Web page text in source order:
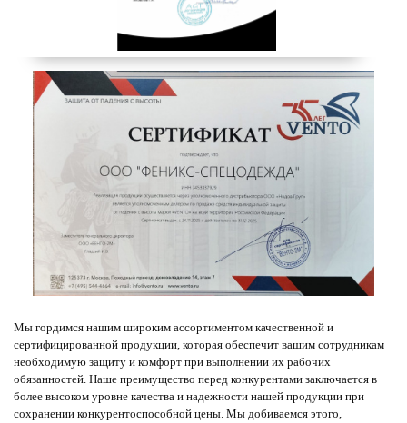
Мы гордимся нашим широким ассортиментом качественной и
сертифицированной продукции, которая обеспечит вашим сотрудникам
необходимую защиту и комфорт при выполнении их рабочих
обязанностей. Наше преимущество перед конкурентами заключается в
более высоком уровне качества и надежности нашей продукции при
сохранении конкурентоспособной цены. Мы добиваемся этого,